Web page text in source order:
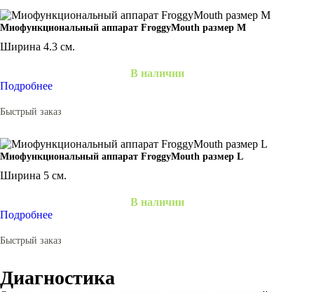
Миофункциональный аппарат FroggyMouth размер M
Ширина 4.3 см.
В наличии
Подробнее
Быстрый заказ
Миофункциональный аппарат FroggyMouth размер L
Ширина 5 см.
В наличии
Подробнее
Быстрый заказ
Диагностика